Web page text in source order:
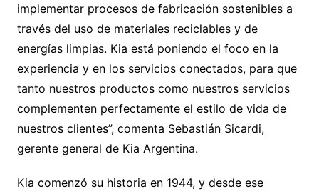
implementar procesos de fabricación sostenibles a
través del uso de materiales reciclables y de
energías limpias. Kia está poniendo el foco en la
experiencia y en los servicios conectados, para que
tanto nuestros productos como nuestros servicios
complementen perfectamente el estilo de vida de
nuestros clientes”, comenta Sebastián Sicardi,
gerente general de Kia Argentina.
Kia comenzó su historia en 1944, y desde ese